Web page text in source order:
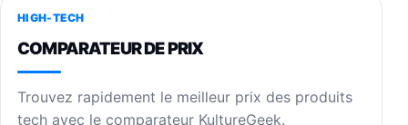
HIGH-TECH
COMPARATEUR DE PRIX
Trouvez rapidement le meilleur prix des produits
tech avec le comparateur KultureGeek.